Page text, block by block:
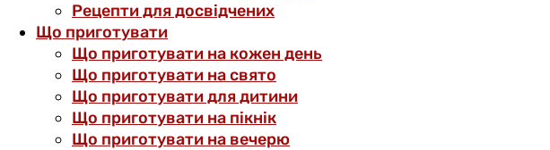
Рецепти для досвідчених
Що приготувати
Що приготувати на кожен день
Що приготувати на свято
Що приготувати для дитини
Що приготувати на пікнік
Що приготувати на вечерю